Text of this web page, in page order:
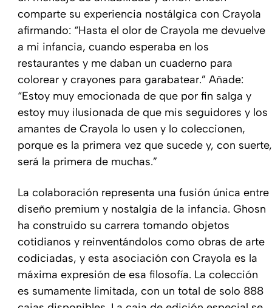
comparte su experiencia nostálgica con Crayola
afirmando: “Hasta el olor de Crayola me devuelve
a mi infancia, cuando esperaba en los
restaurantes y me daban un cuaderno para
colorear y crayones para garabatear.” Añade:
“Estoy muy emocionada de que por fin salga y
estoy muy ilusionada de que mis seguidores y los
amantes de Crayola lo usen y lo coleccionen,
porque es la primera vez que sucede y, con suerte,
será la primera de muchas.”
La colaboración representa una fusión única entre
diseño premium y nostalgia de la infancia. Ghosn
ha construido su carrera tomando objetos
cotidianos y reinventándolos como obras de arte
codiciadas, y esta asociación con Crayola es la
máxima expresión de esa filosofía. La colección
es sumamente limitada, con un total de solo 888